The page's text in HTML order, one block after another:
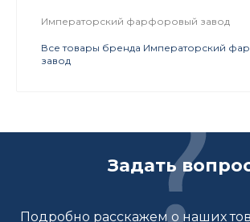
Императорский фарфоровый завод
Все товары бренда Императорский
завод
Задать
Подробно расскажем о наших